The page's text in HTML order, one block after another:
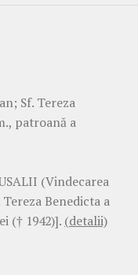
Sf. Tereza
patroană a
(Vindecarea
Benedicta a
(† 1942)]. (detalii)